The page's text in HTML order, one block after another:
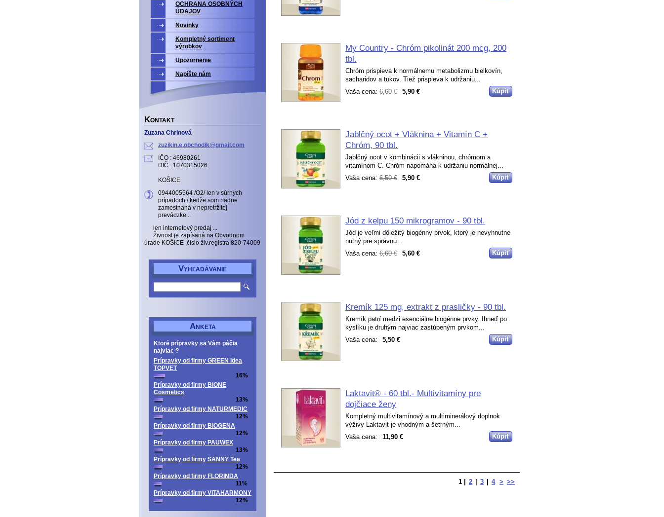
My Country - Chróm pikolinát 200 mcg, 200
tbl.
Chróm prispieva k normálnemu metabolizmu bielkovín,
sacharidov a tukov. Tiež prispieva k udržaniu...
Vaša cena: 6,60 € 5,90 €
Jablčný ocot + Vláknina + Vitamín C +
Chróm, 90 tbl.
Jablčný ocot v kombinácii s vlákninou, chrómom a
vitamínom C. Chróm napomáha k udržaniu normálnej...
Vaša cena: 6,50 € 5,90 €
Jód z kelpu 150 mikrogramov - 90 tbl.
Jód je veľmi dôležitý biogénny prvok, ktorý je nevyhnutne
nutný pre správnu...
Vaša cena: 6,60 € 5,60 €
Kremík 125 mg, extrakt z prasličky - 90 tbl.
Kremík patrí medzi esenciálne biogénne prvky. Ihneď po
kyslíku je druhým najviac zastúpeným prvkom...
Vaša cena:
5,50 €
Laktavit® - 60 tbl.- Multivitamíny pre
dojčiace ženy
Kompletný multivitamínový a multiminerálový doplnok
výživy Laktavit je vhodným a šetrným...
Vaša cena:
11,90 €
1 2 3 4 > >>
OCHRANA OSOBNÝCH
ÚDAJOV
Novinky
Kompletný sortiment
výrobkov
Upozornenie
Napíšte nám
KONTAKT
Zuzana Chrinová
zuzikin.e.obchod ik@gmail .com
IČO : 46980261
DIČ : 1070315026
KOŠICE
0944005564 /O2/ len v súrnych
prípadoch /,kedže som riadne
zamestnaná v nepretržitej
prevádzke...
len internetový predaj ...
Živnost je zapísaná na Obvodnom
úrade KOŠICE ,číslo živ.registra 820-74009
VYHĽADÁVANIE
ANKETA
Ktoré prípravky sa Vám páčia
najviac ?
Prípravky od firmy GREEN Idea
TOPVET
16%
Prípravky od firmy BIONE
Cosmetics
13%
Prípravky od firmy NATURMEDIC
12%
Prípravky od firmy BIOGENA
12%
Prípravky od firmy PAUWEX
13%
Prípravky od firmy SANNY Tea
12%
Prípravky od firmy FLORINDA
11%
Prípravky od firmy VITAHARMONY
12%